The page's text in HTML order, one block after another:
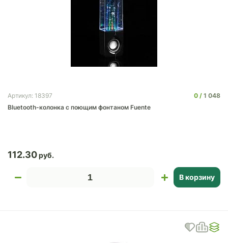
Артикул: 18397 0
1 048
Bluetooth-колонка с поющим фонтаном Fuente
112.30
В корзину